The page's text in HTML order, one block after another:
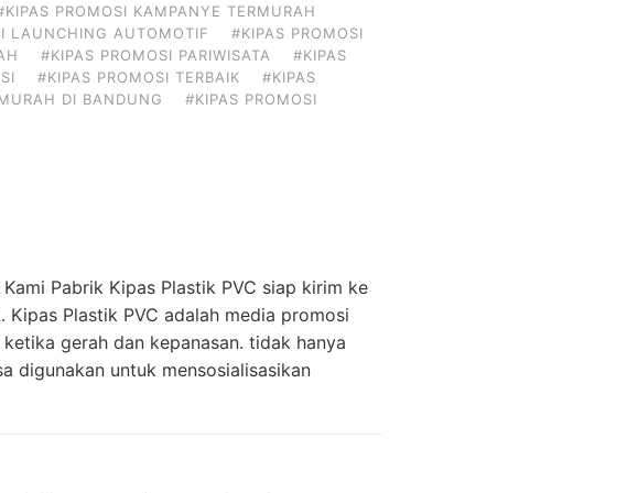
PROMOSI KAMPANYE TERMURAH
LAUNCHING AUTOMOTIF
#KIPAS PROMOSI
#KIPAS PROMOSI PARIWISATA
#KIPAS
#KIPAS PROMOSI TERBAIK
#KIPAS
DI BANDUNG
#KIPAS PROMOSI
Pabrik Kipas Plastik PVC siap kirim ke
Kipas Plastik PVC adalah media promosi
gerah dan kepanasan. tidak hanya
digunakan untuk mensosialisasikan